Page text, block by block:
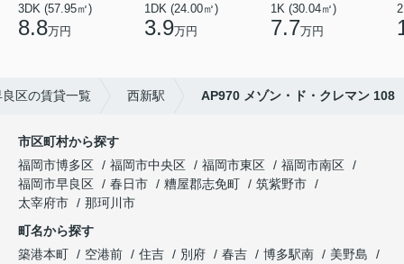
3DK (57.95㎡)
8.8万円
1DK (24.00㎡)
3.9万円
1K (30.04㎡)
7.7万円
区の賃貸一覧 西新駅 AP970 メゾン・ド・クレマン 108
市区町村から探す
福岡市博多区
福岡市中央区 福岡市東区
福岡市南区
福岡市早良区
春日市 糟屋郡志免町
筑紫野市
太宰府市
那珂川市
町名から探す
築港本町
空港前 住吉 別府 春吉 博多駅南
美野島